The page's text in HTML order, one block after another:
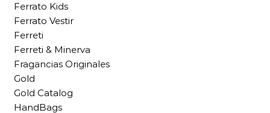
Ferrato Kids
Ferrato Vestir
Ferreti
Ferreti & Minerva
Fragancias Originales
Gold
Gold Catalog
HandBags